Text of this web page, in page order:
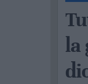
la